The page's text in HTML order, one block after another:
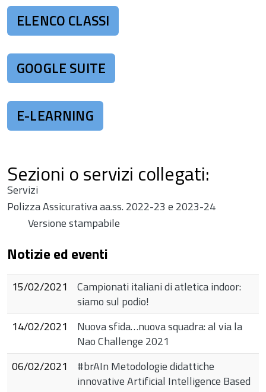
ELENCO CLASSI
GOOGLE SUITE
E-LEARNING
Sezioni o servizi collegati:
Servizi
Polizza Assicurativa aa.ss. 2022-23 e 2023-24
Versione stampabile
Notizie ed eventi
15/02/2021
Campionati italiani di atletica indoor:
siamo sul podio!
14/02/2021
Nuova sfida…nuova squadra: al via la
Nao Challenge 2021
06/02/2021
#brAIn Metodologie didattiche
innovative Artificial Intelligence Based